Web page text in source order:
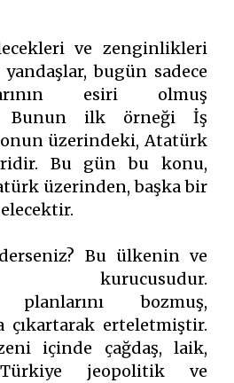
ve zenginlikleri
yandaşlar, bugün sadece
esiri olmuş
Bunun ilk örneği İş
onun üzerindeki, Atatürk
Bu gün bu konu,
üzerinden, başka bir
Bu ülkenin ve
kurucusudur.
planlarını bozmuş,
erteletmiştir.
içinde çağdaş, laik,
jeopolitik ve